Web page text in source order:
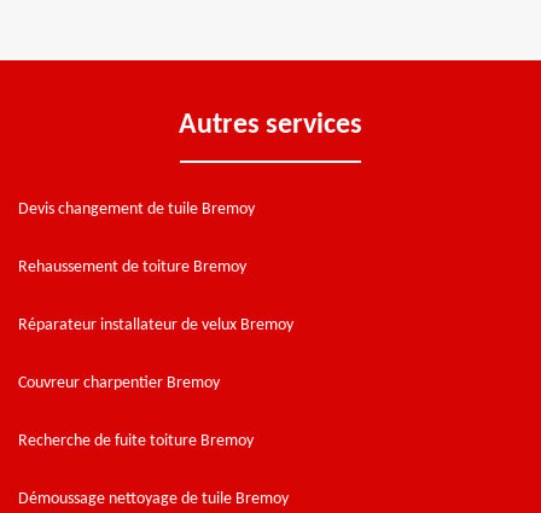
Autres services
Devis changement de tuile Bremoy
Rehaussement de toiture Bremoy
Réparateur installateur de velux Bremoy
Couvreur charpentier Bremoy
Recherche de fuite toiture Bremoy
Démoussage nettoyage de tuile Bremoy